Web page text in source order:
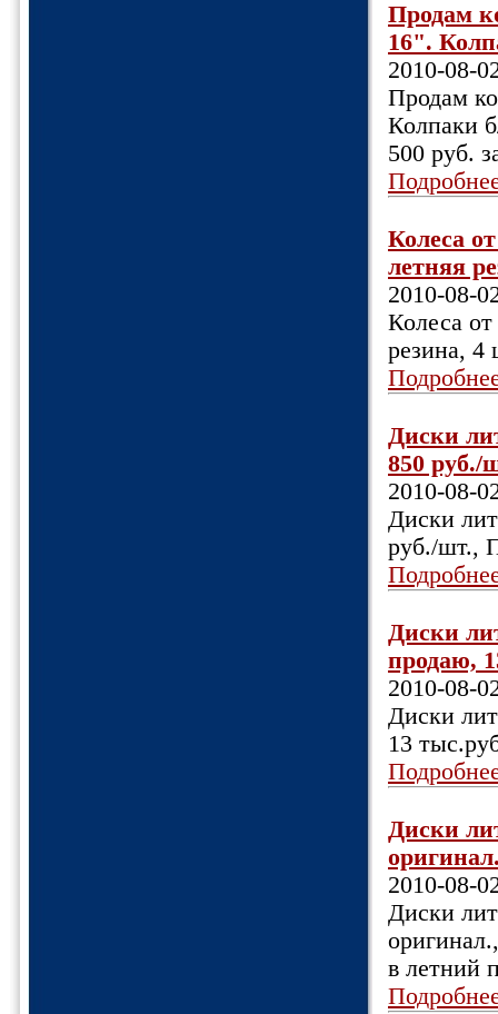
Продам
16".
2010-08-
Продам
Колпаки
500 руб.
Колеса
летняя
2010-08-
Колеса
резина, 4
Диски
850 руб./
2010-08-
Диски
руб./шт.,
Диски
продаю,
2010-08-
Диски
13
Диски
2010-08-
Диски
в летний